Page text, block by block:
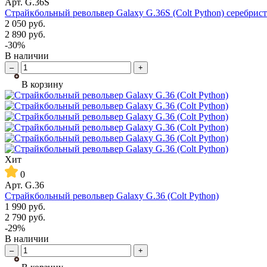
Арт. G.36S
Страйкбольный револьвер Galaxy G.36S (Colt Python)
2 050 руб.
2 890 руб.
-30%
В наличии
– +
В корзину
Хит
0
Арт. G.36
Страйкбольный револьвер Galaxy G.36 (Colt Python)
1 990 руб.
2 790 руб.
-29%
В наличии
– +